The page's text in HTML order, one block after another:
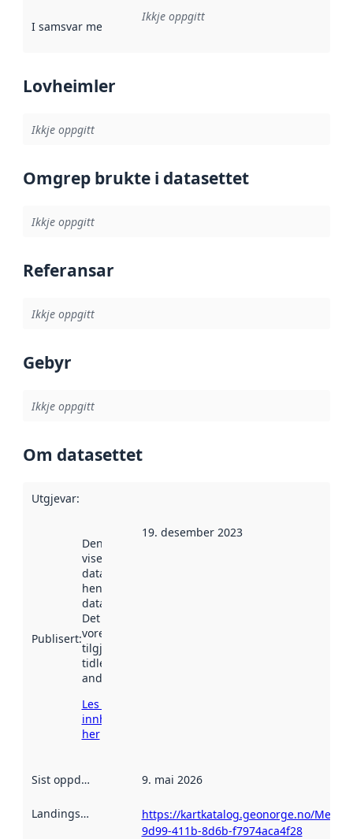
I samsvar med Referanse til ei implementeringsregel eller
Ikkje oppgitt
Lovheimler
Ikkje oppgitt
Omgrep brukte i datasettet
Ikkje oppgitt
Referansar
Ikkje oppgitt
Gebyr
Ikkje oppgitt
Om datasettet
Utgjevar:
Publisert:
Denne datoen
viser når
datasettet vart
henta inn av
data.norge.no.
Det kan ha
vore
tilgjengeleg
tidlegare
andre stader.
Les meir om
innhenting
her
19. desember 2023
Sist oppdatert 9. mai 2026
Landingsside
https://kartkatalog.geonorge.no/
9d99-411b-8d6b-f7974aca4f28